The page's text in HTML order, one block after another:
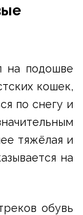
на подошве
кошек,
по снегу и
тяжёлая и
на
обувь